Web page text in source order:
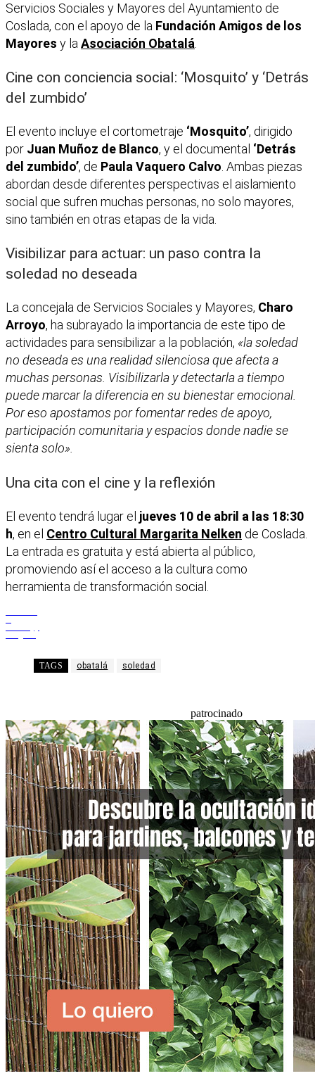
Servicios Sociales y Mayores del Ayuntamiento de
Coslada, con el apoyo de la Fundación Amigos de los
Mayores y laAsociación Obatalá.
Cine con conciencia social: ‘Mosquito’ y ‘Detrás
del zumbido’
El evento incluye el cortometraje ‘Mosquito’, dirigido
por Juan Muñoz de Blanco, y el documental ‘Detrás
del zumbido’, de Paula Vaquero Calvo. Ambas piezas
abordan desde diferentes perspectivas el aislamiento
social que sufren muchas personas, no solo mayores,
sino también en otras etapas de la vida.
Visibilizar para actuar: un paso contra la
soledad no deseada
La concejala de Servicios Sociales y Mayores, Charo
Arroyo, ha subrayado la importancia de este tipo de
actividades para sensibilizar a la población, «la soledad
no deseada es una realidad silenciosa que afecta a
muchas personas. Visibilizarla y detectarla a tiempo
puede marcar la diferencia en su bienestar emocional.
Por eso apostamos por fomentar redes de apoyo,
participación comunitaria y espacios donde nadie se
sienta solo».
Una cita con el cine y la reflexión
El evento tendrá lugar el jueves 10 de abril a las 18:30
h, en el Centro Cultural Margarita Nelken de Coslada.
La entrada es gratuita y está abierta al público,
promoviendo así el acceso a la cultura como
herramienta de transformación social.
TAGS obatalá soledad
patrocinado